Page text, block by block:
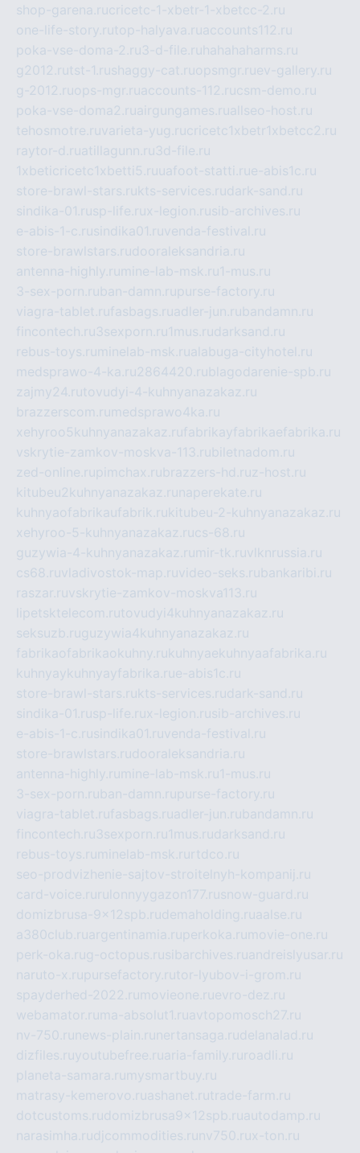
shop-garena.rucricetc-1-xbetr-1-xbetcc-2.ru
one-life-story.rutop-halyava.ruaccounts112.ru
poka-vse-doma-2.ru3-d-file.ru hahahaharms.ru
g2012.rutst-1.rushaggy-cat.ruopsmgr.ruev-gallery.ru
g-2012.ruops-mgr.ruaccounts-112.rucsm-demo.ru
poka-vse-doma2.ruairgungames.ruallseo-host.ru
tehosmotre.ruvarieta-yug.rucricetc1xbetr1xbetcc2.ru
raytor-d.ruatillagunn.ru3d-file.ru
1xbeticricetc1xbetti5.ruuafoot-statti.rue-abis1c.ru
store-brawl-stars.rukts-services.rudark-sand.ru
sindika-01.rusp-life.rux-legion.rusib-archives.ru
e-abis-1-c.rusindika01.ruvenda-festival.ru
store-brawlstars.rudooraleksandria.ru
antenna-highly.ru mine-lab-msk.ru1-mus.ru
3-sex-porn.ruban-damn.rupurse-factory.ru
viagra-tablet.rufasbags.ruadler-jun.rubandamn.ru
fincontech.ru3sexporn.ru1mus.rudarksand.ru
rebus-toys.ru minelab-msk.rualabuga-cityhotel.ru
medsprawo-4-ka.ru2864420.rublagodarenie-spb.ru
zajmy24.rutovudyi-4-kuhnyanazakaz.ru
brazzerscom.ru medsprawo4ka.ru
xehyroo5kuhnyanazakaz.rufabrikayfabrikaefabrika.ru
vskrytie-zamkov-moskva-113.rubiletnadom.ru
zed-online.rupimchax.rubrazzers-hd.ruz-host.ru
kitubeu2kuhnyanazakaz.ru naperekate.ru
kuhnyaofabrikaufabrik.rukitubeu-2-kuhnyanazakaz.ru
xehyroo-5-kuhnyanazakaz.rucs-68.ru
guzywia-4-kuhnyanazakaz.ru mir-tk.ruvlknrussia.ru
cs68.ruvladivostok-map.ruvideo-seks.rubankaribi.ru
raszar.ruvskrytie-zamkov-moskva113.ru
lipetsktelecom.rutovudyi4kuhnyanazakaz.ru
seksuzb.ruguzywia4kuhnyanazakaz.ru
fabrikaofabrikaokuhny.rukuhnyaekuhnyaafabrika.ru
kuhnyaykuhnyayfabrika.rue-abis1c.ru
store-brawl-stars.rukts-services.rudark-sand.ru
sindika-01.rusp-life.rux-legion.rusib-archives.ru
e-abis-1-c.rusindika01.ruvenda-festival.ru
store-brawlstars.rudooraleksandria.ru
antenna-highly.ru mine-lab-msk.ru1-mus.ru
3-sex-porn.ruban-damn.rupurse-factory.ru
viagra-tablet.rufasbags.ruadler-jun.rubandamn.ru
fincontech.ru3sexporn.ru1mus.rudarksand.ru
rebus-toys.ru minelab-msk.ru rtdco.ru
seo-prodvizhenie-sajtov-stroitelnyh-kompanij.ru
card-voice.ru rulonnyygazon177.rusnow-guard.ru
domizbrusa-9x12spb.rudemaholding.ruaalse.ru
a380club.ruargentinamia.ruperkoka.ru movie-one.ru
perk-oka.rug-octopus.rusibarchives.ruandreislyusar.ru
naruto-x.rupursefactory.rutor-lyubov-i-grom.ru
spayderhed-2022.ru movieone.ruevro-dez.ru
webamator.ru ma-absolut1.ruavtopomosch27.ru
nv-750.ru news-plain.ru nertansaga.rudelanalad.ru
dizfiles.ruyoutubefree.ruaria-family.ru roadli.ru
planeta-samara.ru mysmartbuy.ru
matrasy-kemerovo.ruashanet.rutrade-farm.ru
dotcustoms.rudomizbrusa9x12spb.ruautodamp.ru
narasimha.rudjcommodities.ru nv750.rux-ton.ru